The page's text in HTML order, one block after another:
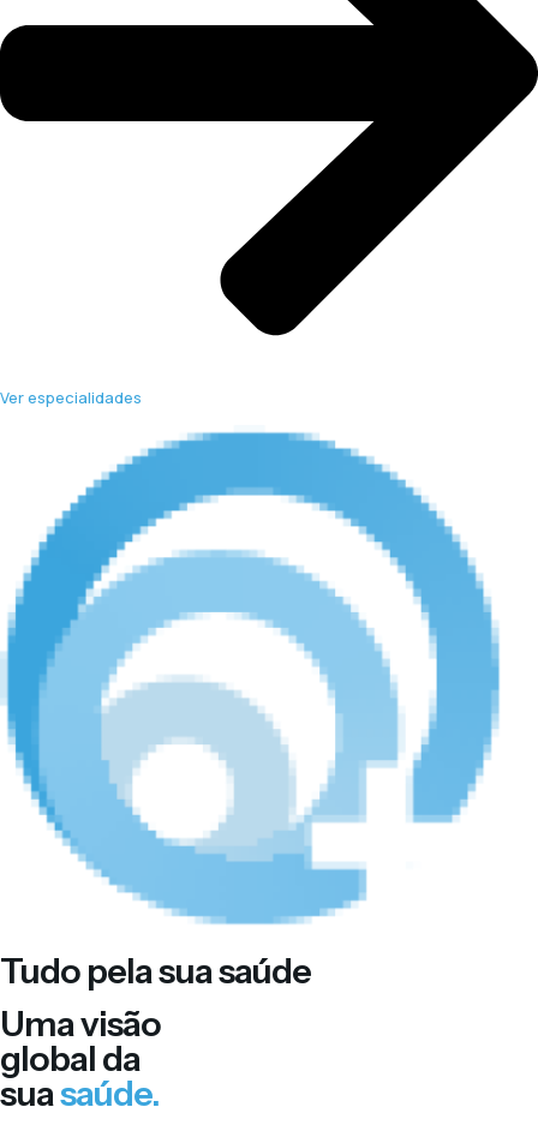
Ver especialidades
Tudo pela sua saúde
Uma visão
global da
suasaúde.